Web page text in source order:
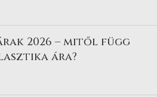
2026 – mitől függ
ára?